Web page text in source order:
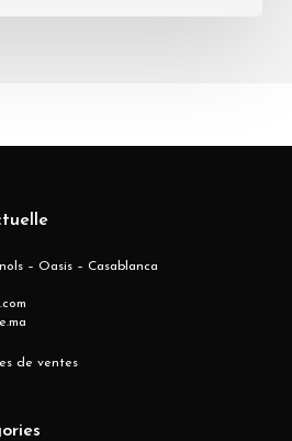
– Oasis – Casablanca
de ventes